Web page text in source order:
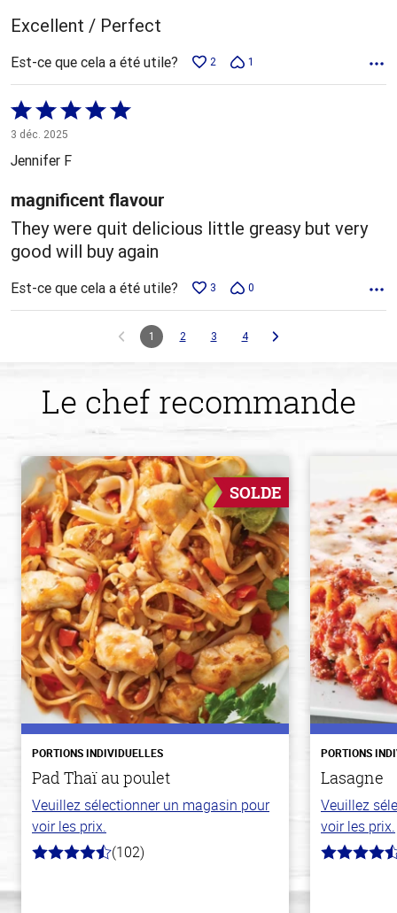
Excellent / Perfect
Est-ce que cela a été utile? 2 1
Coté
5 sur
5
3 déc. 2025
Jennifer F
magnificent flavour
They were quit delicious little greasy but very
good will buy again
Est-ce que cela a été utile? 3 0
1 2 3 4
Le chef recommande
SOLDE
PORTIONS INDIVIDUELLES
Pad Thaï au poulet
Veuillez sélectionner un magasin pour
voir les prix.
4.3
(102)
PORTIONS
Lasagne
Veuillez
voir les prix.
4.3